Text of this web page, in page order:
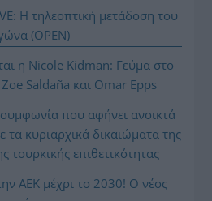
Η τηλεοπτική μετάδοση του
(OPEN)
η Nicole Kidman: Γεύμα στο
Saldaña και Omar Epps
που αφήνει ανοικτά
τα κυριαρχικά δικαιώματα της
τουρκικής επιθετικότητας
ΑΕΚ μέχρι το 2030! Ο νέος